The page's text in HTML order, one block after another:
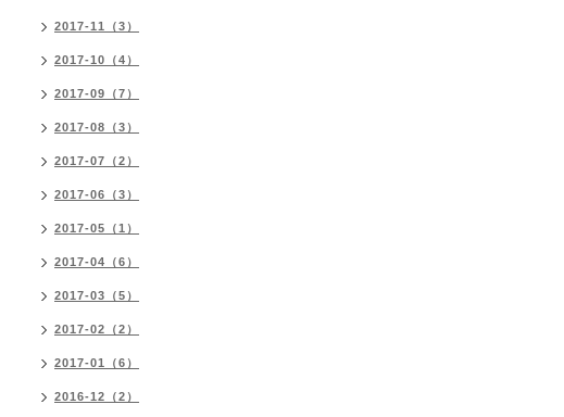
2017-11（3）
2017-10（4）
2017-09（7）
2017-08（3）
2017-07（2）
2017-06（3）
2017-05（1）
2017-04（6）
2017-03（5）
2017-02（2）
2017-01（6）
2016-12（2）